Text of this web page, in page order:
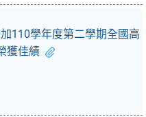
110學年度第二學期全國高
獲佳績